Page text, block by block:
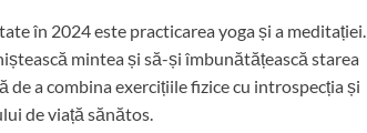
în 2024 este practicarea yoga și a meditației.
mintea și să-și îmbunătățească starea
a combina exercițiile fizice cu introspecția și
de viață sănătos.